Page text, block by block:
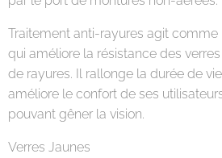
Traitement anti-rayures agit
qui améliore la résistance des
de rayures. Il rallonge la durée de
améliore le confort de ses
pouvant gêner la vision.
Verres Jaunes